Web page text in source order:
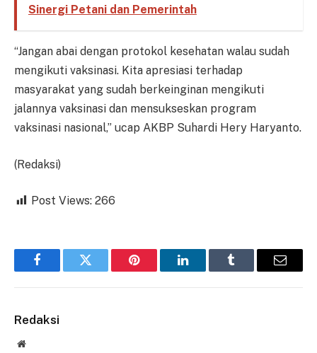
Sinergi Petani dan Pemerintah
“Jangan abai dengan protokol kesehatan walau sudah
mengikuti vaksinasi. Kita apresiasi terhadap
masyarakat yang sudah berkeinginan mengikuti
jalannya vaksinasi dan mensukseskan program
vaksinasi nasional,” ucap AKBP Suhardi Hery Haryanto.
(Redaksi)
Post Views: 266
FacebookTwitter Pinterest LinkedInTumblr Email
Redaksi
Website